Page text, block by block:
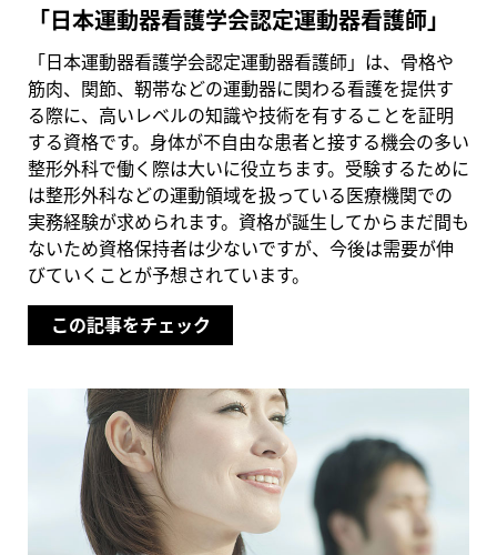
「日本運動器看護学会認定運動器看護師」
「日本運動器看護学会認定運動器看護師」は、骨格や
筋肉、関節、靭帯などの運動器に関わる看護を提供す
る際に、高いレベルの知識や技術を有することを証明
する資格です。身体が不自由な患者と接する機会の多い
整形外科で働く際は大いに役立ちます。受験するために
は整形外科などの運動領域を扱っている医療機関での
実務経験が求められます。資格が誕生してからまだ間も
ないため資格保持者は少ないですが、今後は需要が伸
びていくことが予想されています。
この記事をチェック